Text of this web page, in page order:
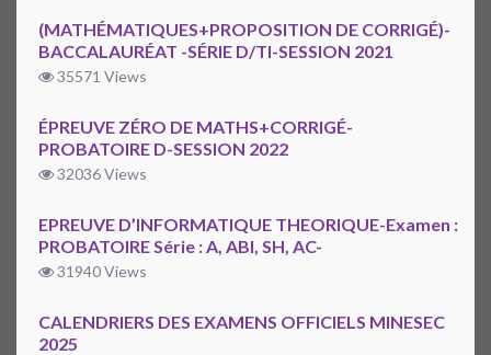
(MATHÉMATIQUES+PROPOSITION DE CORRIGÉ)-
BACCALAURÉAT -SÉRIE D/TI-SESSION 2021
35571 Views
ÉPREUVE ZÉRO DE MATHS+CORRIGÉ-
PROBATOIRE D-SESSION 2022
32036 Views
EPREUVE D’INFORMATIQUE THEORIQUE-Examen :
PROBATOIRE Série : A, ABI, SH, AC-
31940 Views
CALENDRIERS DES EXAMENS OFFICIELS MINESEC
2025